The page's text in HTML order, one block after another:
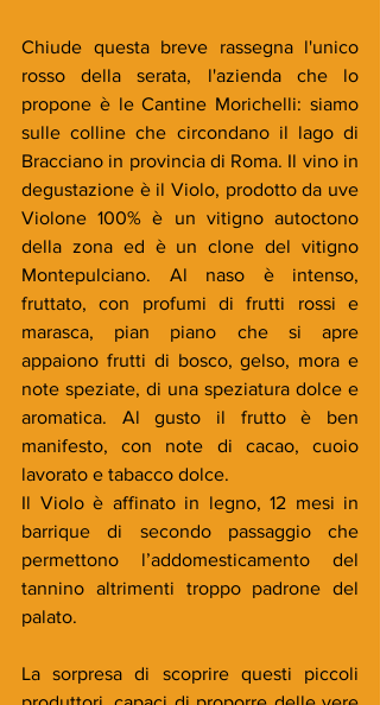
Chiude questa breve rassegna l'unico
rosso della serata, l'azienda che lo
propone è le Cantine Morichelli: siamo
sulle colline che circondano il lago di
Bracciano in provincia di Roma. Il vino in
degustazione è il Violo, prodotto da uve
Violone 100% è un vitigno autoctono
della zona ed è un clone del vitigno
Montepulciano. Al naso è intenso,
fruttato, con profumi di frutti rossi e
marasca, pian piano che si apre
appaiono frutti di bosco, gelso, mora e
note speziate, di una speziatura dolce e
aromatica. Al gusto il frutto è ben
manifesto, con note di cacao, cuoio
lavorato e tabacco dolce.
Il Violo è affinato in legno, 12 mesi in
barrique di secondo passaggio che
permettono l’addomesticamento del
tannino altrimenti troppo padrone del
palato.
La sorpresa di scoprire questi piccoli